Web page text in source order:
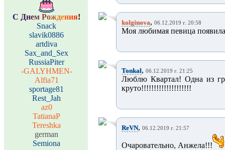
С Днем Рождения!
Snack
slavik0886
artdiva
Sax_and_Sex
RussiaPiter
-GALYHMEN-
Alfia71
sportage81
Rest_Jah
az0
TatianaP
Tereshka
german
Semiona
kolginova, 06.12.2019 г. 20:58
Моя любимая певица
Tonkal, 06.12.2019 г. 21:25
Люблю Квартал! Одна из
круто!!!!!!!!!!!!!!!!!!!!
ReVN, 06.12.2019 г. 21:57
Очаровательно, Анжела!!!